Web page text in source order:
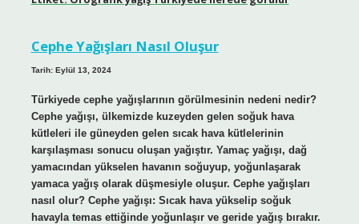
Cephe Yağışları Nasıl Oluşur
Tarih: Eylül 13, 2024
Türkiyede cephe yağışlarının görülmesinin nedeni nedir?
Cephe yağışı, ülkemizde kuzeyden gelen soğuk hava
kütleleri ile güneyden gelen sıcak hava kütlelerinin
karşılaşması sonucu oluşan yağıştır. Yamaç yağışı, dağ
yamacından yükselen havanın soğuyup, yoğunlaşarak
yamaca yağış olarak düşmesiyle oluşur. Cephe yağışları
nasıl olur? Cephe yağışı: Sıcak hava yükselip soğuk
havayla temas ettiğinde yoğunlaşır ve geride yağış bırakır.